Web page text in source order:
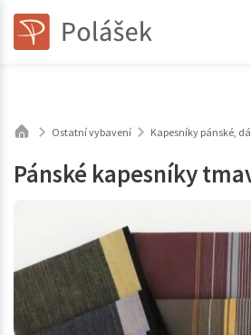
Ostatní vybavení Kapesníky pánské,
Pánské kapesníky